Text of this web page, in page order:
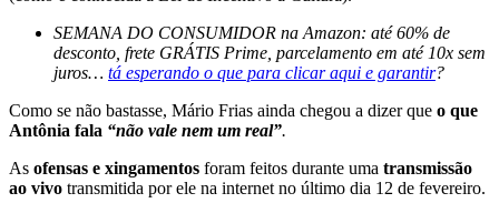
SEMANA DO CONSUMIDOR na Amazon: até 60% de
desconto, frete GRÁTIS Prime, parcelamento em até 10x sem
juros… tá esperando o que para clicar aqui e garantir?
Como se não bastasse, Mário Frias ainda chegou a dizer que o que
Antônia fala “não vale nem um real”.
As ofensas e xingamentos foram feitos durante uma transmissão
ao vivo transmitida por ele na internet no último dia 12 de fevereiro.